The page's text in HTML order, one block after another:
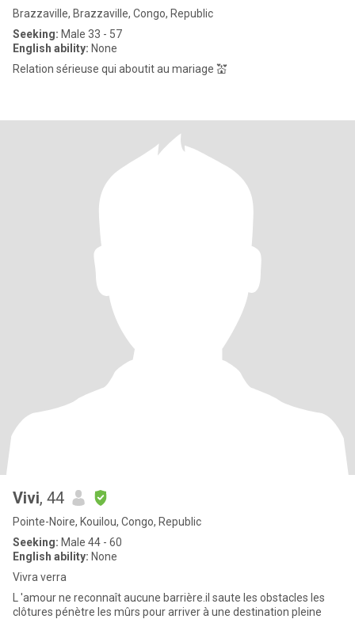
Brazzaville, Brazzaville, Congo, Republic
Seeking: Male 33 - 57
English ability: None
Relation sérieuse qui aboutit au mariage 💒
Vivi, 44
Pointe-Noire, Kouilou, Congo, Republic
Seeking: Male 44 - 60
English ability: None
Vivra verra
L 'amour ne reconnaît aucune barrière.il saute les obstacles les
clôtures pénètre les mûrs pour arriver à une destination pleine